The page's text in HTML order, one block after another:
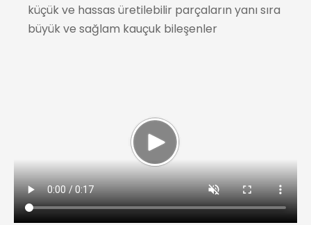
küçük ve hassas üretilebilir parçaların yanı sıra
büyük ve sağlam kauçuk bileşenler